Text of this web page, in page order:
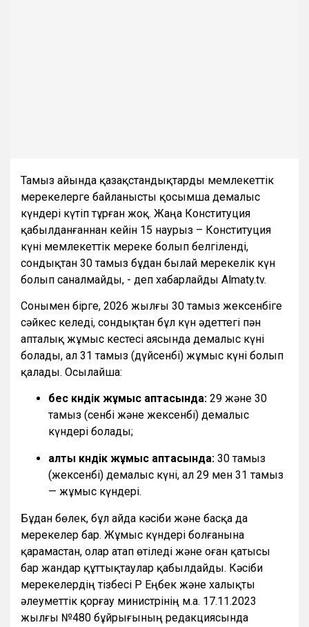
Тамыз айында қазақстандықтарды мемлекеттік
мерекелерге байланысты қосымша демалыс
күндері күтіп тұрған жоқ. Жаңа Конституция
қабылданғаннан кейін 15 наурыз – Конституция
күні мемлекеттік мереке болып белгіленді,
сондықтан 30 тамыз бұдан былай мерекелік күн
болып саналмайды, - деп хабарлайды Almaty.tv.
Сонымен бірге, 2026 жылғы 30 тамыз жексенбіге
сәйкес келеді, сондықтан бұл күн әдеттегі пән
апталық жұмыс кестесі аясында демалыс күні
болады, ал 31 тамыз (дүйсенбі) жұмыс күні болып
қалады. Осылайша:
бес күндік жұмыс аптасында: 29 және 30
тамыз (сенбі және жексенбі) демалыс
күндері болады;
алты күндік жұмыс аптасында: 30 тамыз
(жексенбі) демалыс күні, ал 29 мен 31 тамыз
— жұмыс күндері.
Бұдан бөлек, бұл айда кәсіби және басқа да
мерекелер бар. Жұмыс күндері болғанына
қарамастан, олар атап өтіледі және оған қатысы
бар жандар құттықтаулар қабылдайды. Кәсіби
мерекелердің тізбесі ҚР Еңбек және халықты
әлеуметтік қорғау министрінің м.а. 17.11.2023
жылғы №480 бұйрығының редакциясында